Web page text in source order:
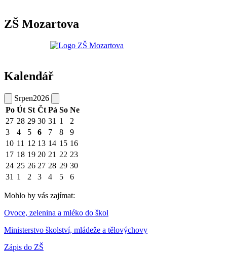
ZŠ Mozartova
Kalendář
Srpen2026
Po Út St Čt Pá So Ne
27 28 29 30 31 1
2
3
4 5 6 7 8
9
10 11 12 13 14 15 16
17 18 19 20 21 22 23
24 25 26 27 28 29 30
31 1 2 3 4 5 6
Mohlo by vás zajímat:
Ovoce, zelenina a mléko do škol
Ministerstvo školství, mládeže a tělovýchovy
Zápis do ZŠ